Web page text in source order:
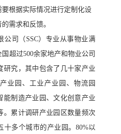
根据实际情况进行定制化设
需求和反馈。
公司（ SSC）专业从事物业满
超过500余家地产和物业公司
研究，其中包含了几十家产业
业园、工业产业园、物流园
能制造产业园、文化创意产业
。累计调研产业园区数量频次
十多个城市的产业园。80%以